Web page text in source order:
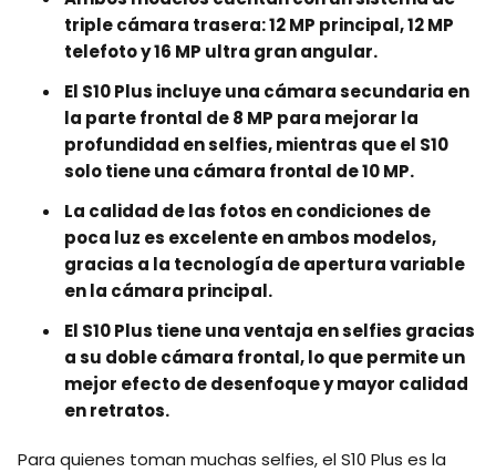
triple cámara trasera: 12 MP principal, 12 MP
telefoto y 16 MP ultra gran angular.
El S10 Plus incluye una cámara secundaria en
la parte frontal de 8 MP para mejorar la
profundidad en selfies, mientras que el S10
solo tiene una cámara frontal de 10 MP.
La calidad de las fotos en condiciones de
poca luz es excelente en ambos modelos,
gracias a la tecnología de apertura variable
en la cámara principal.
El S10 Plus tiene una ventaja en selfies gracias
a su doble cámara frontal, lo que permite un
mejor efecto de desenfoque y mayor calidad
en retratos.
Para quienes toman muchas selfies, el S10 Plus es la